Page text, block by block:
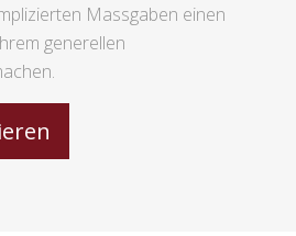
Massgaben einen
generellen